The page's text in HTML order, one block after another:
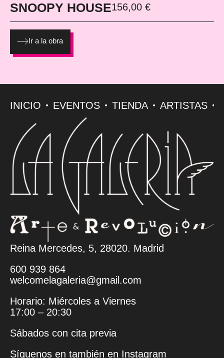
SNOOPY HOUSE156,00 €
Ir a la obra
INICIO EVENTOS TIENDA ARTISTAS
Reina Mercedes, 5, 28020. Madrid
600 939 864
welcomelagaleria@gmail.com
Horario: Miércoles a Viernes
17:00 – 20:30
Sábados con cita previa
Síguenos en también en Instagram